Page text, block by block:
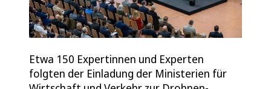
Etwa 150 Expertinnen und Experten
folgten der Einladung der Ministerien für